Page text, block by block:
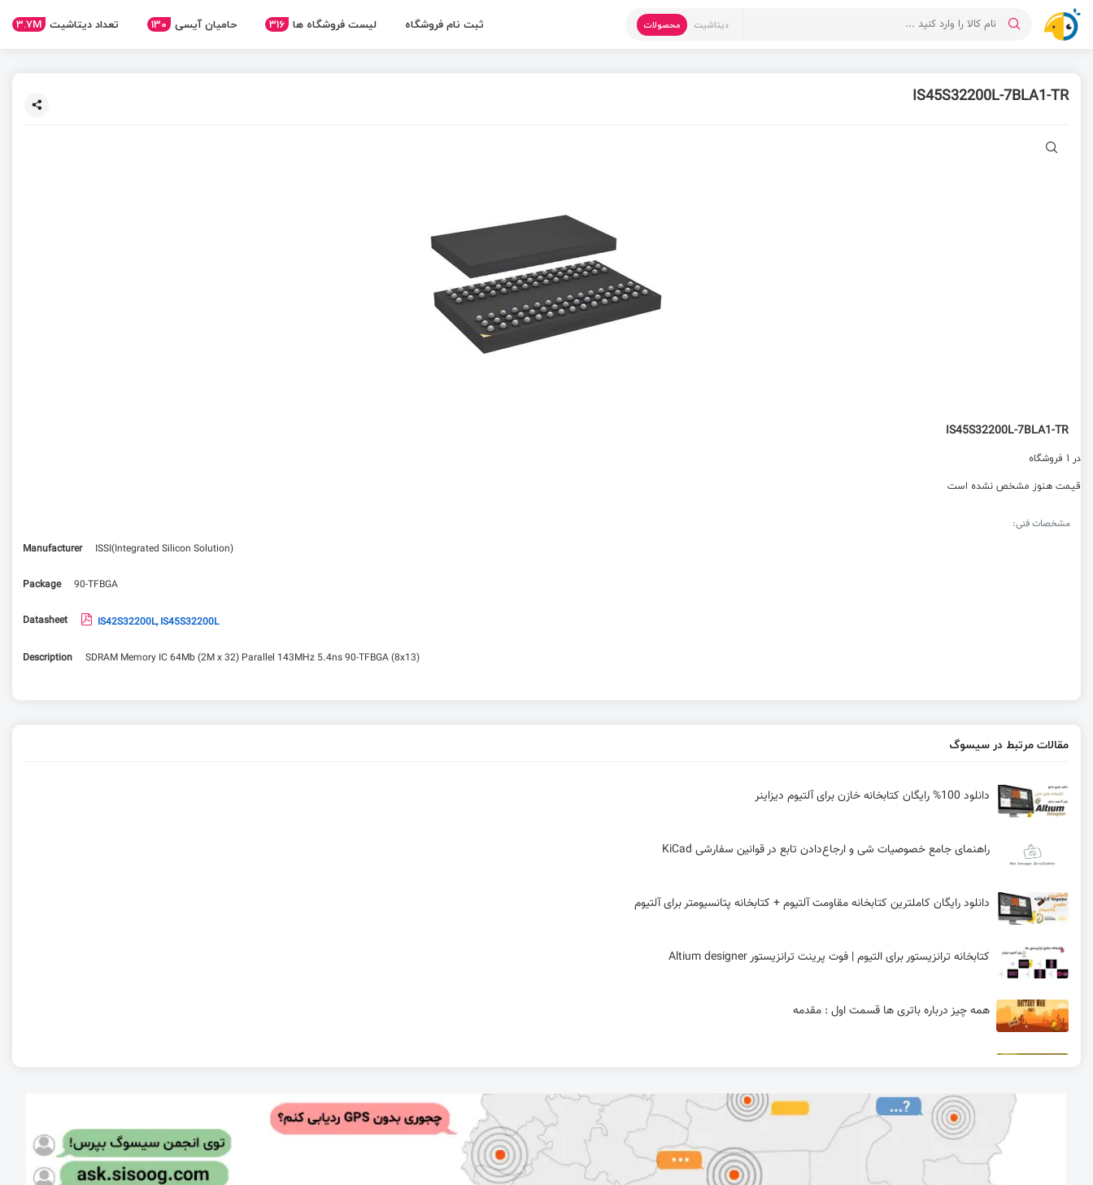
دیتاشیت محصولات ثبت نام فروشگاه لیست فروشگاه ها 316 حامیان آیسی 130 تعداد دیتاشیت 3.7M
IS45S32200L-7BLA1-TR
IS45S32200L-7BLA1-TR
در 1 فروشگاه
قیمت هنوز مشخص نشده است
مشخصات فنی:
Manufacturer
ISSI(Integrated Silicon Solution)
Package 90-TFBGA
Datasheet IS42S32200L, IS45S32200L
Description SDRAM Memory IC 64Mb (2M x 32) Parallel 143MHz 5.4ns 90-TFBGA (8x13)
مقالات مرتبط در سیسوگ
دانلود 100% رایگان کتابخانه خازن برای آلتیوم دیزاینر
راهنمای جامع خصوصیات شی و ارجاع‌دادن تابع در قوانین سفارشی KiCad
دانلود رایگان کاملترین کتابخانه مقاومت آلتیوم + کتابخانه پتانسیومتر برای آلتیوم
کتابخانه ترانزیستور برای التیوم | فوت پرینت ترانزیستور Altium designer
همه چیز درباره باتری ها قسمت اول : مقدمه
دانلود کتابخانه کانکتور آلتیوم | 100% رایگان
ساختار پیام‌ها و زمان‌بندی ارتباط در پروتکل KLine